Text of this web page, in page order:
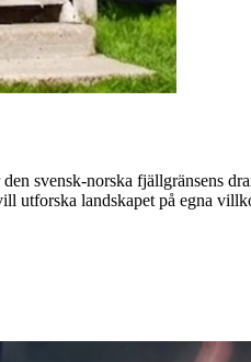
svensk-norska fjällgränsens
utforska landskapet på egna